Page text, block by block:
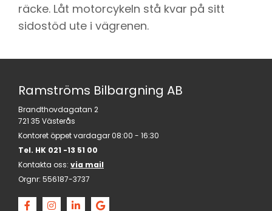
räcke. Låt motorcykeln stå kvar på sitt
sidostöd ute i vägrenen.
Ramströms Bilbargning AB
Brandthovdagatan 2
721 35 Västerås
Kontoret öppet vardagar 08:00 - 16:30
Tel. HK 021 -13 51 00
Kontakta oss: via mail
Orgnr: 556187-3737